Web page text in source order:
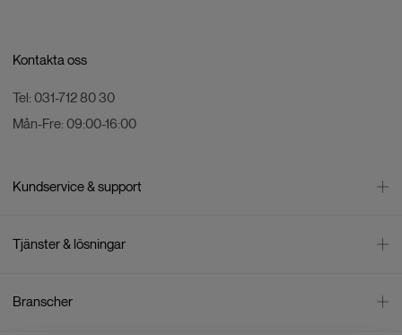
Kontakta oss
Tel: 031-712 80 30
Mån-Fre: 09:00-16:00
Kundservice & support
Leverans
Reklamation & återköp
Tjänster & lösningar
Företagsrådgivning
Branscher